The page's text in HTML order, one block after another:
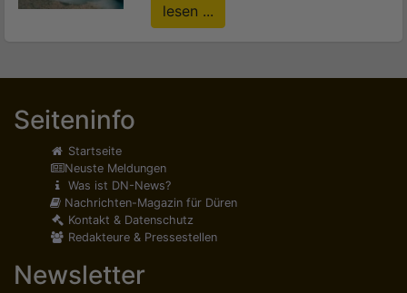
lesen ...
Seiteninfo
Startseite
Neuste Meldungen
Was ist DN-News?
Nachrichten-Magazin für Düren
Kontakt & Datenschutz
Redakteure & Pressestellen
Newsletter